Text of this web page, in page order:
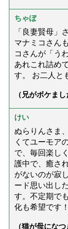
ちゃぼ
「良妻賢母」
マナミコさん
コさんが「う
あれこれ詰め
す。 お二人と
（兄がボケま
達』が届きまし
けい
ぬらりんさま
くてユーモア
で、毎回楽し
護中で、癒さ
がないのが寂
ード思い出し
す。不定期で
化も希望です
（猫が母にな